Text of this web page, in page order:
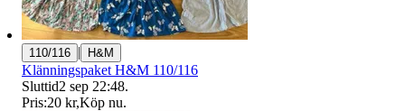
110/116 | H&M
Klänningspaket H&M 110/116
Sluttid2 sep 22:48.
Pris:20 kr,Köp nu.